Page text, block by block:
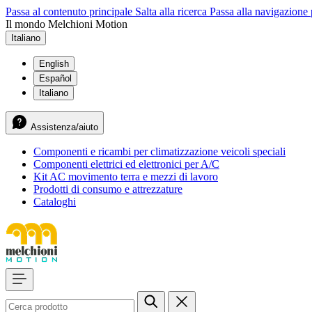
Passa al contenuto principale Salta alla ricerca Passa alla
Il mondo Melchioni Motion
Italiano
English
Español
Italiano
Assistenza/aiuto
Componenti e ricambi per climatizzazione veicoli speciali
Componenti elettrici ed elettronici per A/C
Kit AC movimento terra e mezzi di lavoro
Prodotti di consumo e attrezzature
Cataloghi